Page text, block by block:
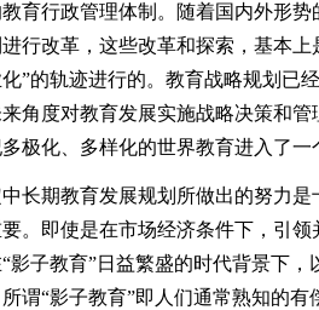
育行政管理体制。随着国内外形
行改革，这些改革和探索，基本
”的轨迹进行的。教育战略规划已
角度对教育发展实施战略决策和
极化、多样化的世界教育进入了一
长期教育发展规划所做出的努力
。即使是在市场经济条件下，引
影子教育”日益繁盛的时代背景下
谓“影子教育”即人们通常熟知的